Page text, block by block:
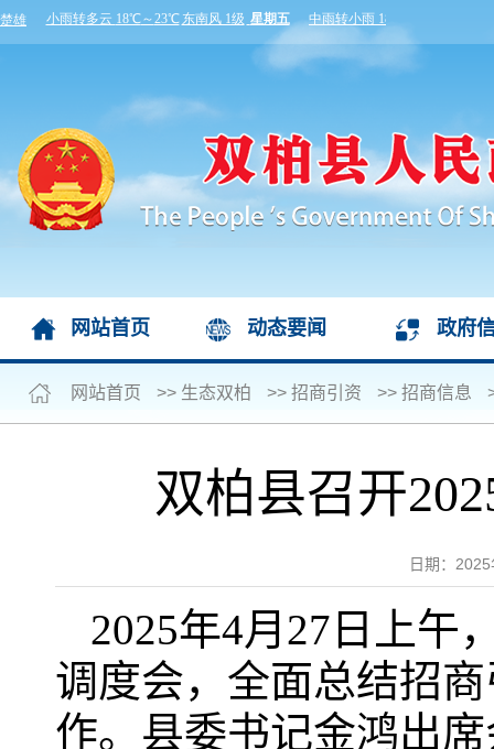
网站首页 动态要闻 政府
网站首页 >> 生态双柏 >> 招商引资 >> 招商信息
双柏县召开
日期：
2025年4月27日上午
调度会，全面总结招
作。县委书记金鸿出